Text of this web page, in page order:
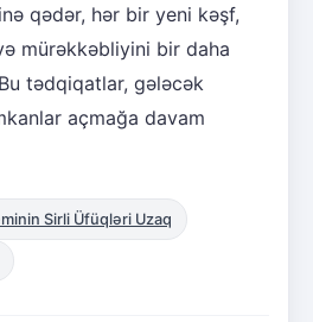
qədər, hər bir yeni kəşf,
mürəkkəbliyini bir daha
tədqiqatlar, gələcək
açmağa davam
Sirli Üfüqləri Uzaq